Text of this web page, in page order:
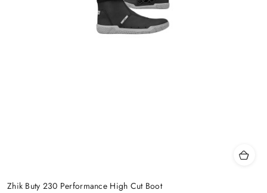
Zhik Buty 230 Performance High Cut Boot